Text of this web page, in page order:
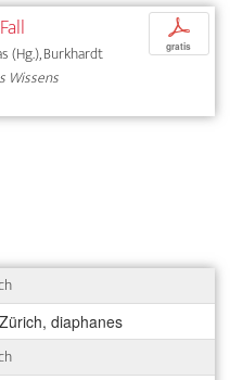
(Hg.), Burkhardt
Wissens
p
gratis
diaphanes